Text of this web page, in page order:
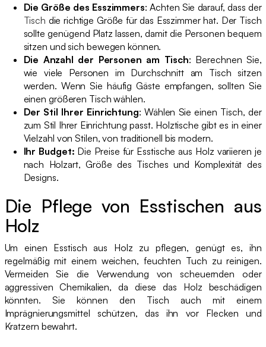
Die Größe des Esszimmers: Achten Sie darauf, dass der
Tisch die richtige Größe für das Esszimmer hat. Der Tisch
sollte genügend Platz lassen, damit die Personen bequem
sitzen und sich bewegen können.
Die Anzahl der Personen am Tisch: Berechnen Sie,
wie viele Personen im Durchschnitt am Tisch sitzen
werden. Wenn Sie häufig Gäste empfangen, sollten Sie
einen größeren Tisch wählen.
Der Stil Ihrer Einrichtung: Wählen Sie einen Tisch, der
zum Stil Ihrer Einrichtung passt. Holztische gibt es in einer
Vielzahl von Stilen, von traditionell bis modern.
Ihr Budget: Die Preise für Esstische aus Holz variieren je
nach Holzart, Größe des Tisches und Komplexität des
Designs.
Die Pflege von Esstischen aus
Holz
Um einen Esstisch aus Holz zu pflegen, genügt es, ihn
regelmäßig mit einem weichen, feuchten Tuch zu reinigen.
Vermeiden Sie die Verwendung von scheuernden oder
aggressiven Chemikalien, da diese das Holz beschädigen
könnten. Sie können den Tisch auch mit einem
Imprägnierungsmittel schützen, das ihn vor Flecken und
Kratzern bewahrt.